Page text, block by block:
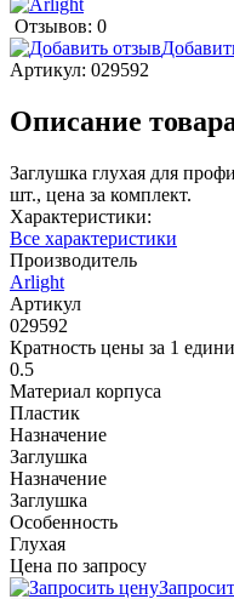
Отзывов: 0
Артикул: 029592
Описание
Заглушка глухая для
шт., цена за комплект.
Характеристики:
Все характеристики
Производитель
Arlight
Артикул
029592
Кратность цены за 1
0.5
Материал корпуса
Пластик
Назначение
Заглушка
Назначение
Заглушка
Особенность
Глухая
Цена по запросу